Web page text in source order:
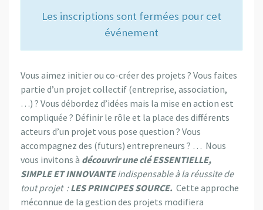
Les inscriptions sont fermées pour cet
événement
Vous aimez initier ou co-créer des projets ? Vous faites
partie d’un projet collectif (entreprise, association,
…) ? Vous débordez d’idées mais la mise en action est
compliquée ? Définir le rôle et la place des différents
acteurs d’un projet vous pose question ? Vous
accompagnez des (futurs) entrepreneurs ? … Nous
vous invitons à découvrir une clé ESSENTIELLE,
SIMPLE ET INNOVANTEindispensable à la réussite de
tout projet :LES PRINCIPES SOURCE. Cette approche
méconnue de la gestion des projets modifiera